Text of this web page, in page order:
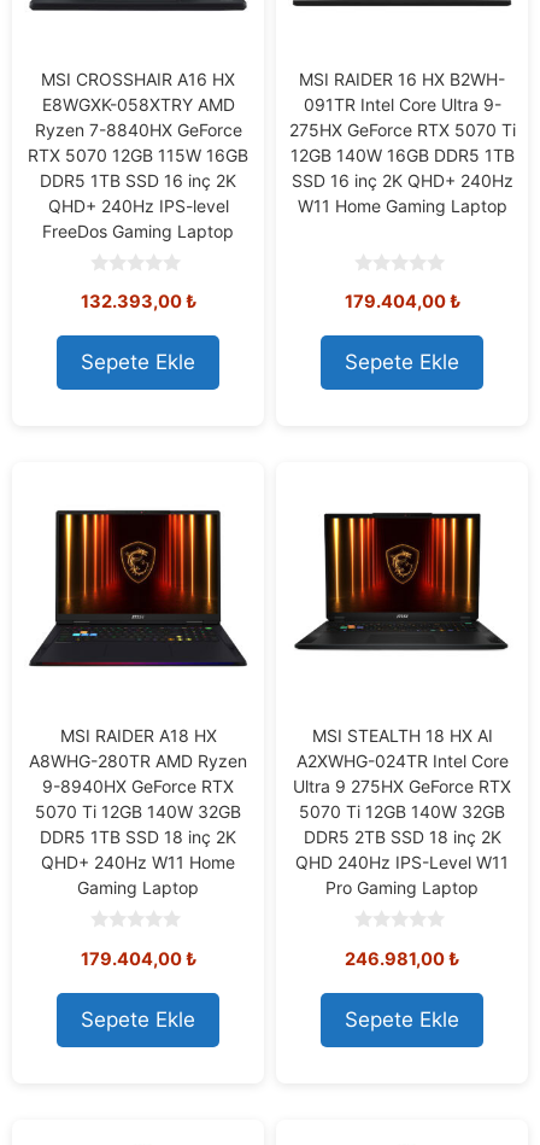
MSI CROSSHAIR A16 HX
E8WGXK-058XTRY AMD
Ryzen 7-8840HX GeForce
RTX 5070 12GB 115W 16GB
DDR5 1TB SSD 16 inç 2K
QHD+ 240Hz IPS-level
FreeDos Gaming Laptop
o
t
o
f
5
132.393,00₺
Sepete Ekle
MSI RAIDER 16 HX B2WH-
091TR Intel Core Ultra 9-
275HX GeForce RTX 5070 Ti
12GB 140W 16GB DDR5 1TB
SSD 16 inç 2K QHD+ 240Hz
W11 Home Gaming Laptop
o
t
o
f
5
179.404,00₺
Sepete Ekle
MSI RAIDER A18 HX
A8WHG-280TR AMD Ryzen
9-8940HX GeForce RTX
5070 Ti 12GB 140W 32GB
DDR5 1TB SSD 18 inç 2K
QHD+ 240Hz W11 Home
Gaming Laptop
o
t
o
f
5
179.404,00₺
Sepete Ekle
MSI STEALTH 18 HX AI
A2XWHG-024TR Intel Core
Ultra 9 275HX GeForce RTX
5070 Ti 12GB 140W 32GB
DDR5 2TB SSD 18 inç 2K
QHD 240Hz IPS-Level W11
Pro Gaming Laptop
o
t
o
f
5
246.981,00₺
Sepete Ekle